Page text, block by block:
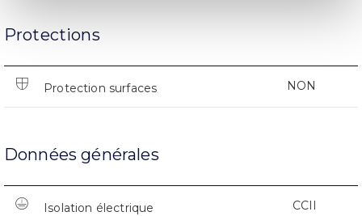
Protections
Protection surfaces NON
Données générales
Isolation électrique CCII